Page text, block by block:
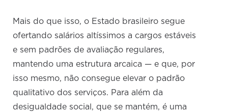
Mais do que isso, o Estado brasileiro segue
ofertando salários altíssimos a cargos estáveis
e sem padrões de avaliação regulares,
mantendo uma estrutura arcaica — e que, por
isso mesmo, não consegue elevar o padrão
qualitativo dos serviços. Para além da
desigualdade social, que se mantém, é uma